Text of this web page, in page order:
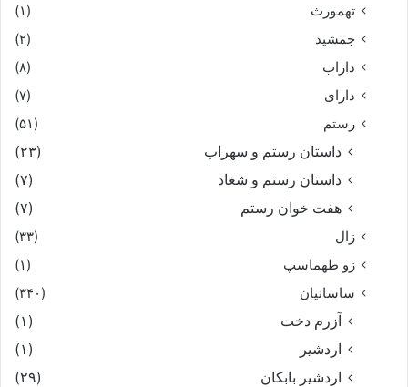
تهمورث
(۱)
جمشید
(۲)
داراب
(۸)
دارای
(۷)
رستم
(۵۱)
داستان رستم و سهراب
(۲۳)
داستان رستم و شغاد
(۷)
هفت خوان رستم‏
(۷)
زال
(۳۳)
زو طهماسپ‏
(۱)
ساسانیان
(۳۴۰)
آزرم دخت
(۱)
اردشیر
(۱)
اردشیر بابکان
(۲۹)